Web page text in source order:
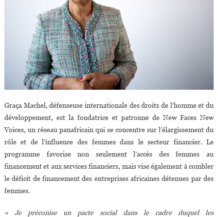
Graça Machel, défenseuse internationale des droits de l’homme et du
développement, est la fondatrice et patronne de New Faces New
Voices, un réseau panafricain qui se concentre sur l’élargissement du
rôle et de l’influence des femmes dans le secteur financier. Le
programme favorise non seulement l’accès des femmes au
financement et aux services financiers, mais vise également à combler
le déficit de financement des entreprises africaines détenues par des
femmes.
« Je préconise un pacte social dans le cadre duquel les